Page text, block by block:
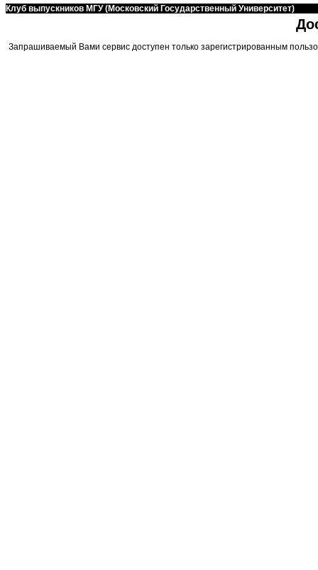
Клуб выпускников МГУ (Московский Государственный Университет)
Запрашиваемый Вами сервис доступен только зарегистрированным